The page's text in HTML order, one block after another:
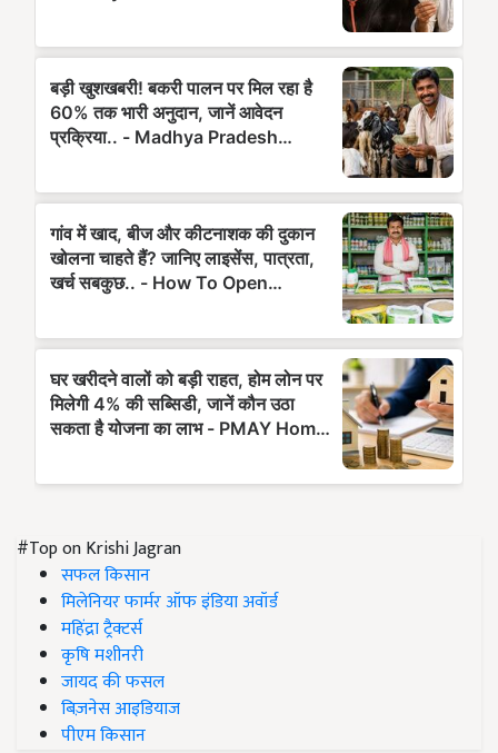
#Top on Krishi Jagran
सफल किसान
मिलेनियर फार्मर ऑफ इंडिया अवॉर्ड
महिंद्रा ट्रैक्टर्स
कृषि मशीनरी
जायद की फसल
बिज़नेस आइडियाज
पीएम किसान